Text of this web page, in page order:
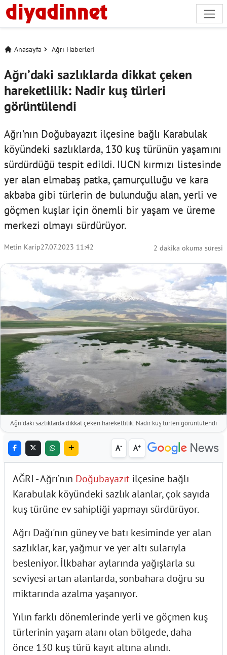
Anasayfa Ağrı Haberleri
Ağrı’daki sazlıklarda dikkat çeken
hareketlilik: Nadir kuş türleri
görüntülendi
Ağrı’nın Doğubayazıt ilçesine bağlı Karabulak
köyündeki sazlıklarda, 130 kuş türünün yaşamını
sürdürdüğü tespit edildi. IUCN kırmızı listesinde
yer alan elmabaş patka, çamurçulluğu ve kara
akbaba gibi türlerin de bulunduğu alan, yerli ve
göçmen kuşlar için önemli bir yaşam ve üreme
merkezi olmayı sürdürüyor.
Metin Karip27.07.2023 11:42 2 dakika okuma süresi
Ağrı’daki sazlıklarda dikkat çeken hareketlilik: Nadir kuş türleri görüntülendi
A- A+
AĞRI - Ağrı’nın Doğubayazıt ilçesine bağlı
Karabulak köyündeki sazlık alanlar, çok sayıda
kuş türüne ev sahipliği yapmayı sürdürüyor.
Ağrı Dağı'nın güney ve batı kesiminde yer alan
sazlıklar, kar, yağmur ve yer altı sularıyla
besleniyor. İlkbahar aylarında yağışlarla su
seviyesi artan alanlarda, sonbahara doğru su
miktarında azalma yaşanıyor.
Yılın farklı dönemlerinde yerli ve göçmen kuş
türlerinin yaşam alanı olan bölgede, daha
önce 130 kuş türü kayıt altına alındı.